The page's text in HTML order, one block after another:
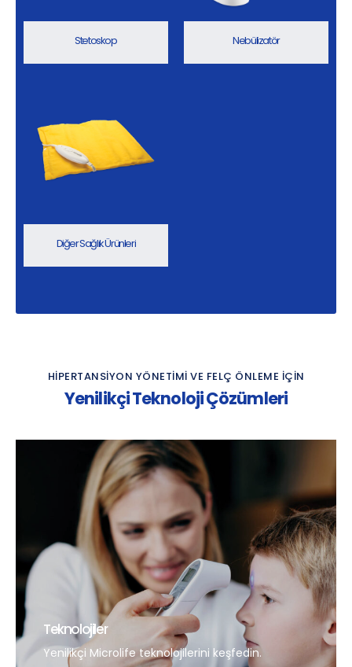
Stetoskop Nebülizatör
Diğer Sağlık Ürünleri
HIPERTANSIYON YÖNETIMI VE FELÇ ÖNLEME IÇIN
Yenilikçi Teknoloji Çözümleri
Teknolojiler
Yenilikçi Microlife teknolojilerini keşfedin.